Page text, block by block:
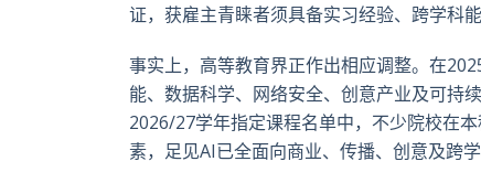
证，获雇主青睐者须具备实习经验、跨学科
事实上，高等教育界正作出相应调整。在
能、数据科学、网络安全、创意产业及可持
2026/27学年指定课程名单中，不少院校在
素，足见AI已全面向商业、传播、创意及跨学